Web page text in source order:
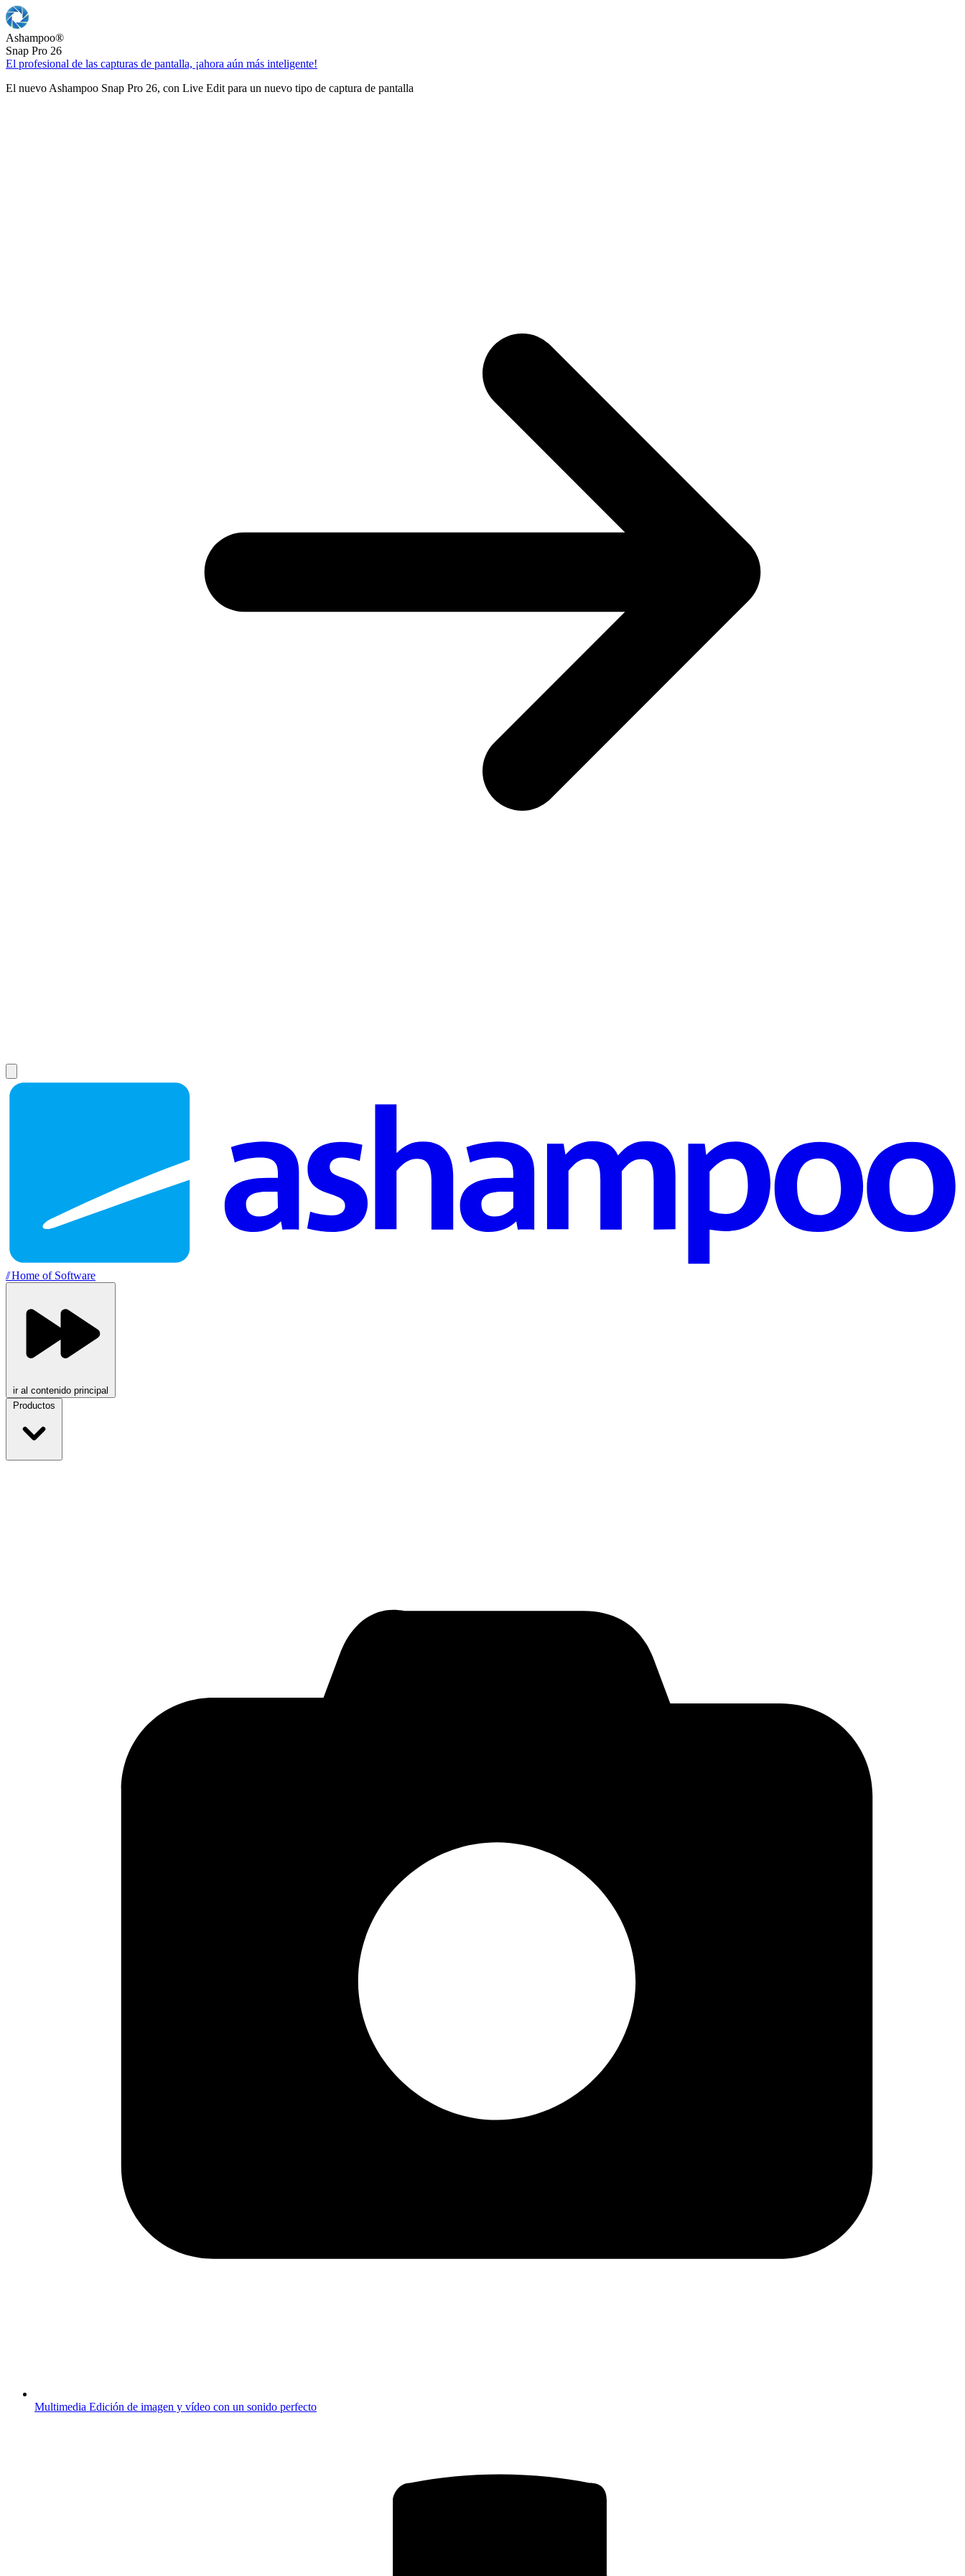
Ashampoo®
Snap Pro 26
El profesional de las capturas de pantalla, ¡ahora aún más inteligente!
El nuevo Ashampoo Snap Pro 26, con Live Edit para un nuevo tipo de captura de pantalla
//Home of Software
ir al contenido principal
Productos
Multimedia Edición de imagen y vídeo con un sonido perfecto